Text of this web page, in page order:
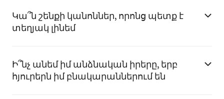
Կա՞ն շենքի կանոններ, որոնց պետք է
տեղյակ լինեմ
Ի՞նչ անեմ իմ անձնական իրերը, երբ
հյուրերն իմ բնակարաններում են